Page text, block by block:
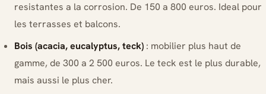
resistantes a la corrosion. De 150 a 800 euros. Ideal pour
les terrasses et balcons.
Bois (acacia, eucalyptus, teck) : mobilier plus haut de
gamme, de 300 a 2 500 euros. Le teck est le plus durable,
mais aussi le plus cher.